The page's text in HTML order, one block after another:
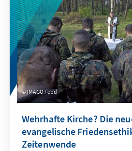
finden können.
IMAGO / epd
Wehrhafte Kirche? Die
evangelische
Zeitenwende